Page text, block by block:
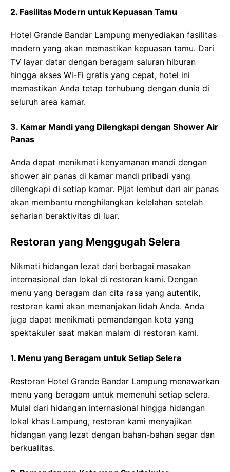
2. Fasilitas Modern untuk Kepuasan Tamu
Hotel Grande Bandar Lampung menyediakan fasilitas
modern yang akan memastikan kepuasan tamu. Dari
TV layar datar dengan beragam saluran hiburan
hingga akses Wi-Fi gratis yang cepat, hotel ini
memastikan Anda tetap terhubung dengan dunia di
seluruh area kamar.
3. Kamar Mandi yang Dilengkapi dengan Shower Air
Panas
Anda dapat menikmati kenyamanan mandi dengan
shower air panas di kamar mandi pribadi yang
dilengkapi di setiap kamar. Pijat lembut dari air panas
akan membantu menghilangkan kelelahan setelah
seharian beraktivitas di luar.
Restoran yang Menggugah Selera
Nikmati hidangan lezat dari berbagai masakan
internasional dan lokal di restoran kami. Dengan
menu yang beragam dan cita rasa yang autentik,
restoran kami akan memanjakan lidah Anda. Anda
juga dapat menikmati pemandangan kota yang
spektakuler saat makan malam di restoran kami.
1. Menu yang Beragam untuk Setiap Selera
Restoran Hotel Grande Bandar Lampung menawarkan
menu yang beragam untuk memenuhi setiap selera.
Mulai dari hidangan internasional hingga hidangan
lokal khas Lampung, restoran kami menyajikan
hidangan yang lezat dengan bahan-bahan segar dan
berkualitas.